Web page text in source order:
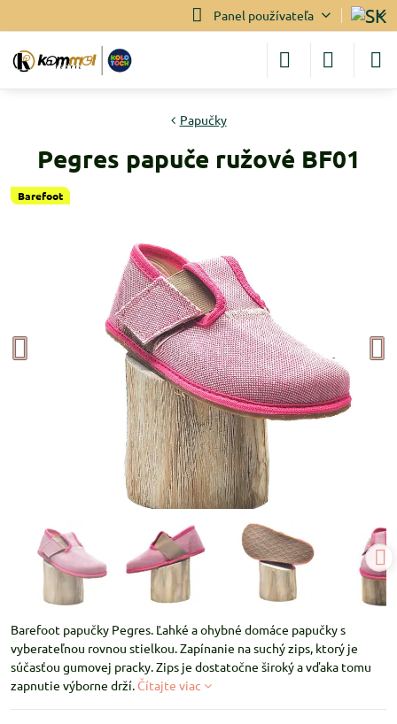
Panel používateľa
Barefoot
Papučky
Pegres papuče ružové BF01
Barefoot papučky Pegres. Ľahké a ohybné domáce papučky s
vyberateľnou rovnou stielkou. Zapínanie na suchý zips, ktorý je
súčasťou gumovej pracky. Zips je dostatočne široký a vďaka tomu
zapnutie výborne drží. Čítajte viac